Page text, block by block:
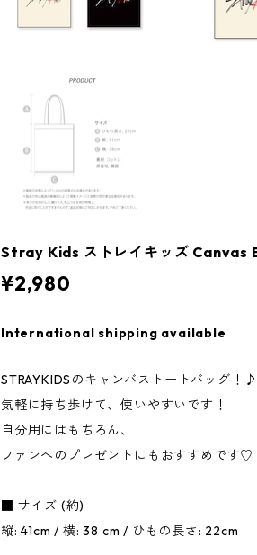
Stray Kids ストレイキッズ Canvas
¥2,980
International shipping available
STRAYKIDSのキャンバストートバッグ！
気軽に持ち歩けて、使いやすいです！
自分用にはもちろん、
ファンへのプレゼントにもおすすめです♡
■ サイズ (約)
縦: 41cm / 横: 38 cm / ひもの長さ: 22cm